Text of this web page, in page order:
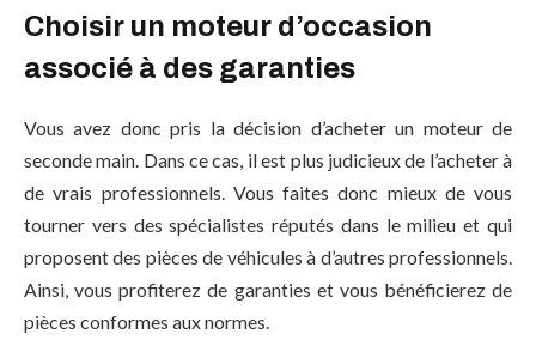
Choisir un moteur d’occasion
associé à des garanties
Vous avez donc pris la décision d’acheter un moteur de
seconde main. Dans ce cas, il est plus judicieux de l’acheter à
de vrais professionnels. Vous faites donc mieux de vous
tourner vers des spécialistes réputés dans le milieu et qui
proposent des pièces de véhicules à d’autres professionnels.
Ainsi, vous profiterez de garanties et vous bénéficierez de
pièces conformes aux normes.